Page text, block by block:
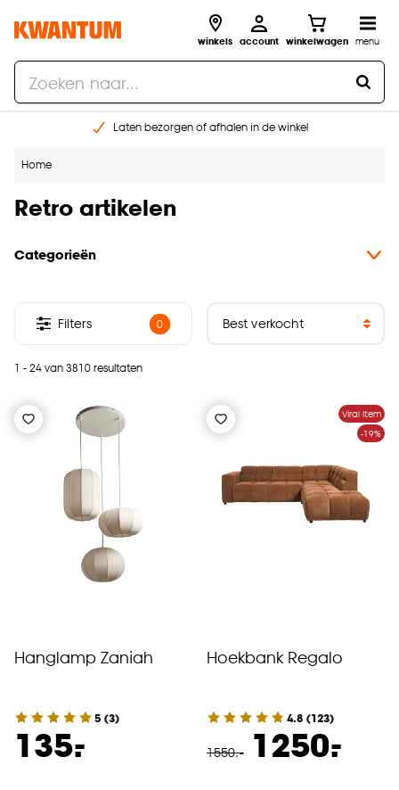
winkels account winkelwagen menu
Laten bezorgen of afhalen in de winkel
Home
Retro artikelen
Categorieën
1 - 24 van 3810 resultaten
Filters 0
Hanglamp Zaniah
5 (3)
135.
-
Viral Item
-19%
Hoekbank Regalo
4.8 (123)
1550.- 1250.
-